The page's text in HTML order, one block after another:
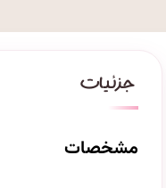
مشخصات